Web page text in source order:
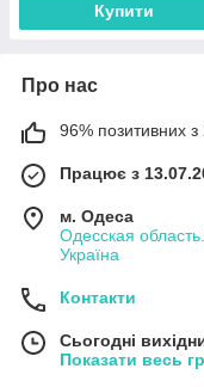
Купити
Про нас
96% позитивних з
Працює з
м. Одеса
Одесская
Україна
Контакти
Сьогодні
Показати весь